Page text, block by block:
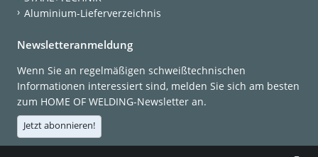
Aluminium-Lieferverzeichnis
Newsletteranmeldung
Wenn Sie an regelmäßigen schweißtechnischen
Informationen interessiert sind, melden Sie sich am besten
zum HOME OF WELDING-Newsletter an.
Jetzt abonnieren!